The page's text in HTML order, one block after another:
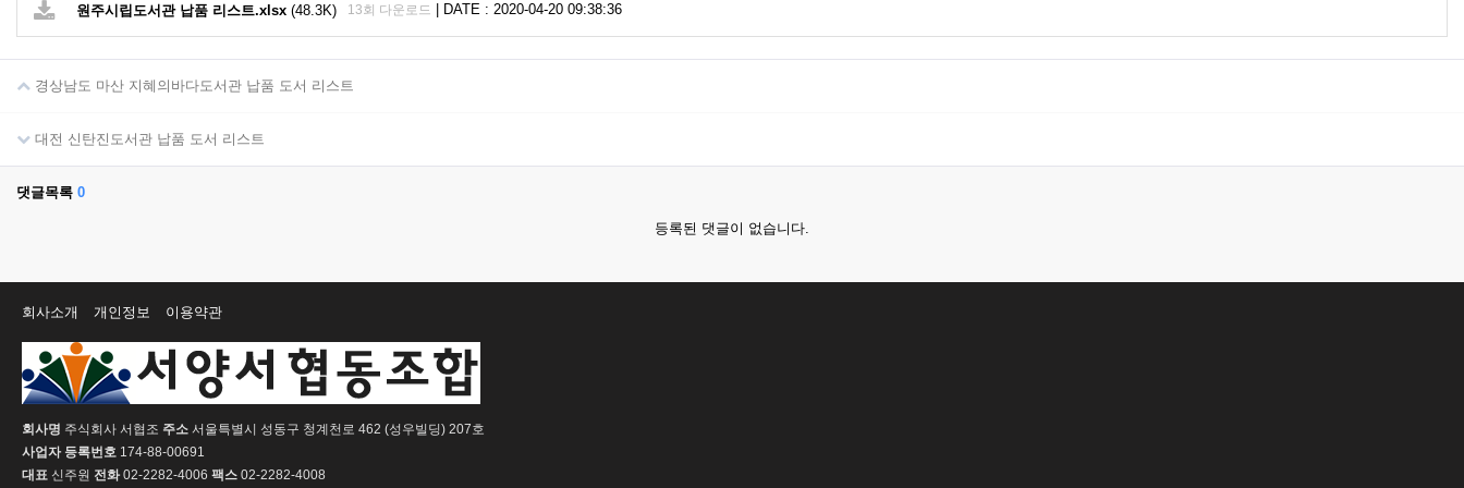
원주시립도서관 납품 리스트.xlsx (48.3K) 13회 다운로드 DATE : 2020-04-20 09:38:36
경상남도 마산 지혜의바다도서관 납품 도서 리스트
대전 신탄진도서관 납품 도서 리스트
댓글목록 0
등록된 댓글이 없습니다.
회사소개 개인정보 이용약관
회사명 주식회사 서협조 주소 서울특별시 성동구 청계천로 462 (성우빌딩) 207호
사업자 등록번호 174-88-00691
대표 신주원 전화02-2282-4006 팩스 02-2282-4008